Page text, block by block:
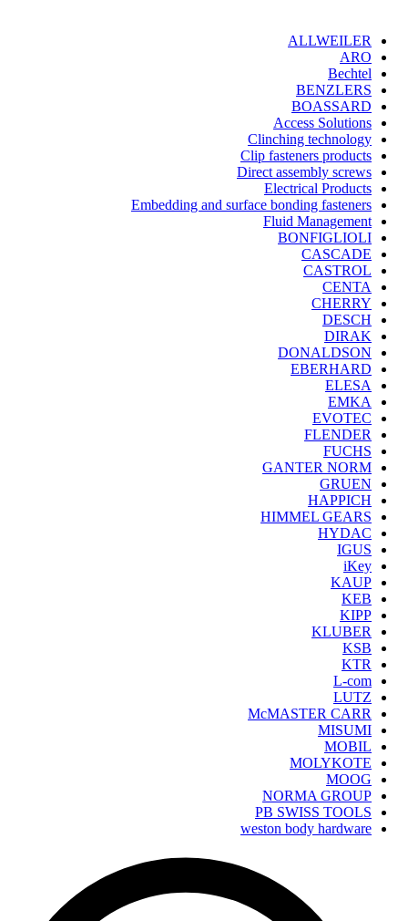
ALLWEILER
ARO
Bechtel
BENZLERS
BOASSARD
Access Solutions
Clinching technology
Clip fasteners products
Direct assembly screws
Electrical Products
Embedding and surface bonding fasteners
Fluid Management
BONFIGLIOLI
CASCADE
CASTROL
CENTA
CHERRY
DESCH
DIRAK
DONALDSON
EBERHARD
ELESA
EMKA
EVOTEC
FLENDER
FUCHS
GANTER NORM
GRUEN
HAPPICH
HIMMEL GEARS
HYDAC
IGUS
iKey
KAUP
KEB
KIPP
KLUBER
KSB
KTR
L-com
LUTZ
McMASTER CARR
MISUMI
MOBIL
MOLYKOTE
MOOG
NORMA GROUP
PB SWISS TOOLS
weston body hardware